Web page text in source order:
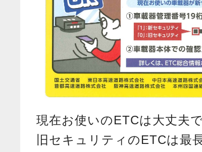
現在お使いのETCは大丈夫
旧セキュリティのETCは最